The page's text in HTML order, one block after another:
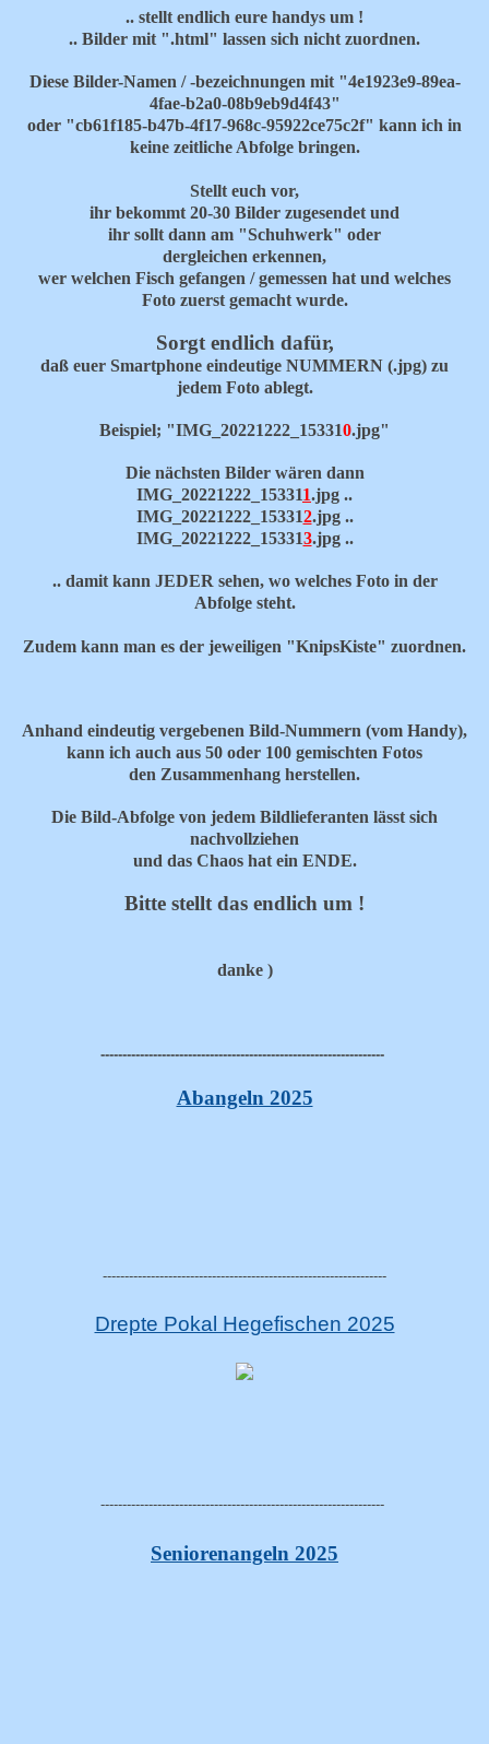
.. stellt endlich eure handys um !
.. Bilder mit ".html" lassen sich nicht zuordnen.
Diese Bilder-Namen / -bezeichnungen mit "4e1923e9-89ea-
4fae-b2a0-08b9eb9d4f43"
oder "cb61f185-b47b-4f17-968c-95922ce75c2f" kann ich in
keine zeitliche Abfolge bringen.
Stellt euch vor,
ihr bekommt 20-30 Bilder zugesendet und
ihr sollt dann am "Schuhwerk" oder
dergleichen erkennen,
wer welchen Fisch gefangen / gemessen hat und welches
Foto zuerst gemacht wurde.
Sorgt endlich dafür,
daß euer Smartphone eindeutige NUMMERN (.jpg) zu
jedem Foto ablegt.
Beispiel; "IMG_20221222_153310.jpg"
Die nächsten Bilder wären dann
IMG_20221222_153311.jpg ..
IMG_20221222_153312.jpg ..
IMG_20221222_153313.jpg ..
.. damit kann JEDER sehen, wo welches Foto in der
Abfolge steht.
Zudem kann man es der jeweiligen "KnipsKiste" zuordnen.
Anhand eindeutig vergebenen Bild-Nummern (vom Handy),
kann ich auch aus 50 oder 100 gemischten Fotos
den Zusammenhang herstellen.
Die Bild-Abfolge von jedem Bildlieferanten lässt sich
nachvollziehen
und das Chaos hat ein ENDE.
Bitte stellt das endlich um !
danke )
-----------------------------------------------------------------
Abangeln 2025
-----------------------------------------------------------------
Drepte Pokal Hegefischen 2025
-----------------------------------------------------------------
Seniorenangeln 2025